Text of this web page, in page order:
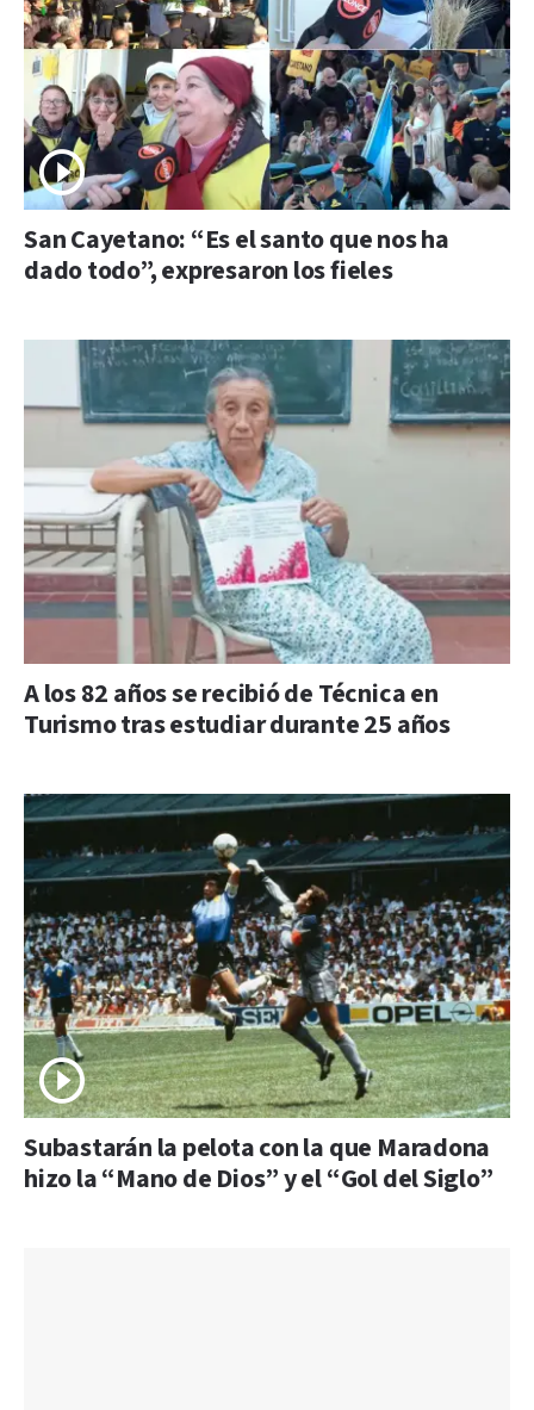
San Cayetano: “Es el santo que nos ha
dado todo”, expresaron los fieles
A los 82 años se recibió de Técnica en
Turismo tras estudiar durante 25 años
Subastarán la pelota con la que Maradona
hizo la “Mano de Dios” y el “Gol del Siglo”